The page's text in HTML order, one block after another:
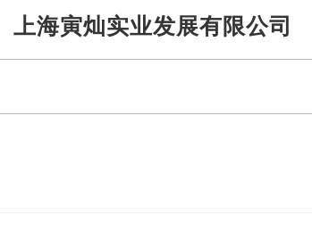
Skip
to
content
上海寅灿实业发展有限公司